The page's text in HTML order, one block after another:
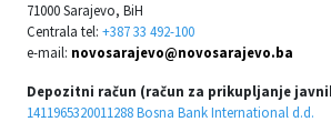
71000 Sarajevo, BiH
Centrala tel: +387 33 492-100
e-mail: novosarajevo@novosarajevo.ba
Depozitni račun (račun za prikupljanje
1411965320011288 Bosna Bank International d.d.